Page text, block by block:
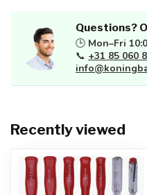
Questions?
🕒 Mon–Fri
📞 +31 85 060
Recently viewed